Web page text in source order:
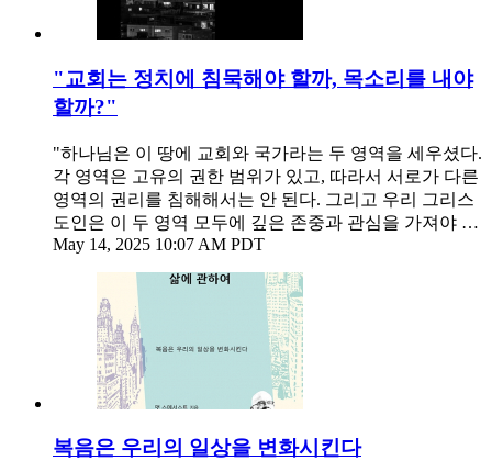
"교회는 정치에 침묵해야 할까, 목소리를 내야
할까?"
"하나님은 이 땅에 교회와 국가라는 두 영역을 세우셨다.
각 영역은 고유의 권한 범위가 있고, 따라서 서로가 다른
영역의 권리를 침해해서는 안 된다. 그리고 우리 그리스
도인은 이 두 영역 모두에 깊은 존중과 관심을 가져야 …
May 14, 2025 10:07 AM PDT
복음은 우리의 일상을 변화시킨다